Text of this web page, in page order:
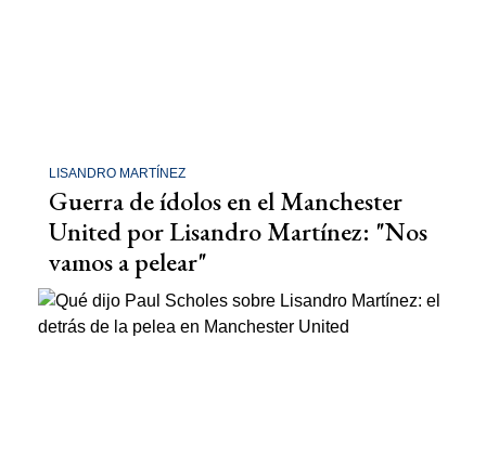
LISANDRO MARTÍNEZ
Guerra de ídolos en el Manchester
United por Lisandro Martínez: "Nos
vamos a pelear"